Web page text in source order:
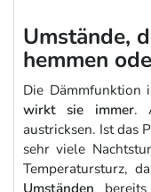
Umstände,
hemmen
Die Dämmfunktion
wirkt sie immer.
austricksen. Ist das
sehr viele
Temperatursturz,
Umständen